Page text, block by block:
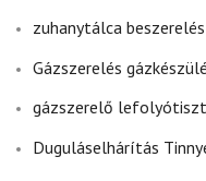
zuhanytálca
Gázszerelés
gázszerelő
Duguláselhárítás